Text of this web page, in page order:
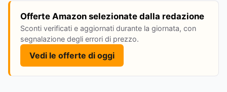
Offerte Amazon selezionate dalla redazione
Sconti verificati e aggiornati durante la giornata, con
segnalazione degli errori di prezzo.
Vedi le offerte di oggi